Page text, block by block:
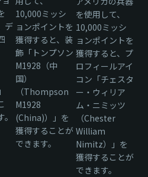
デ
10,000ミッシ
ョンポイントを
獲得すると、装
飾「トンプソン
M1928（中
国）
（Thompson
M1928
(China)）」を
獲得することが
できます。
を使用して、
10,000ミッシ
ョンポイントを
獲得すると、プ
ロフィールアイ
コン「チェスタ
ー・ウィリア
ム・ニミッツ
（Chester
William
Nimitz）」を
獲得することが
できます。